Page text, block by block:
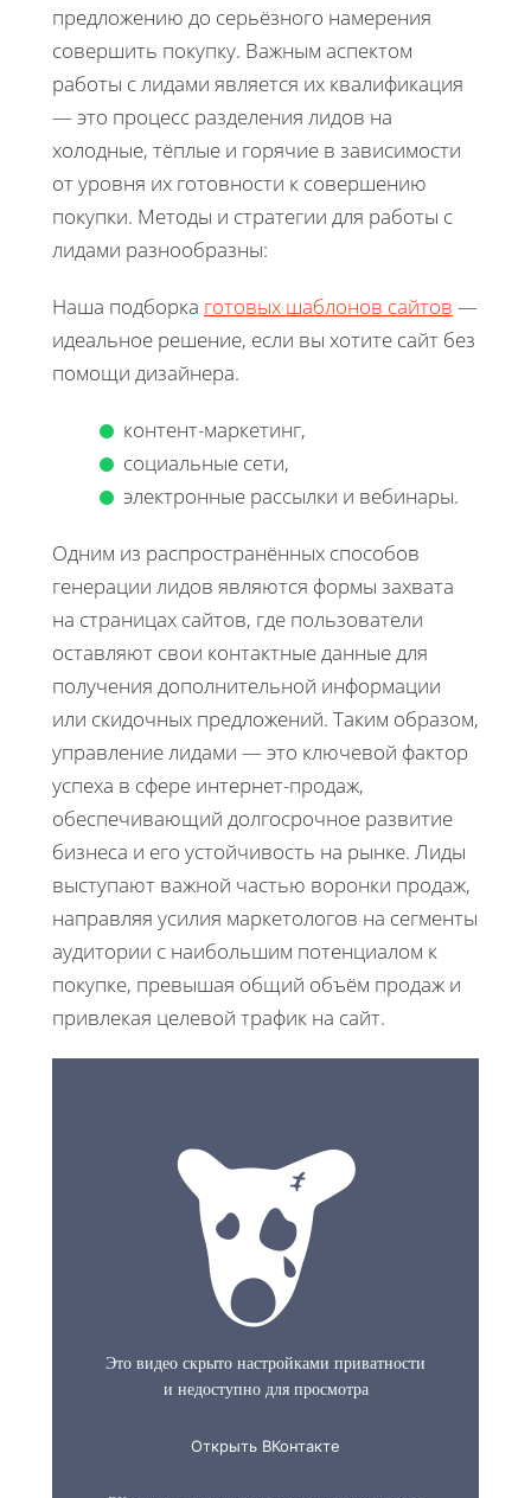
предложению до серьёзного намерения
совершить покупку. Важным аспектом
работы с лидами является их квалификация
— это процесс разделения лидов на
холодные, тёплые и горячие в зависимости
от уровня их готовности к совершению
покупки. Методы и стратегии для работы с
лидами разнообразны:
Наша подборка готовых шаблонов сайтов —
идеальное решение, если вы хотите сайт без
помощи дизайнера.
контент-маркетинг,
социальные сети,
электронные рассылки и вебинары.
Одним из распространённых способов
генерации лидов являются формы захвата
на страницах сайтов, где пользователи
оставляют свои контактные данные для
получения дополнительной информации
или скидочных предложений. Таким образом,
управление лидами — это ключевой фактор
успеха в сфере интернет-продаж,
обеспечивающий долгосрочное развитие
бизнеса и его устойчивость на рынке. Лиды
выступают важной частью воронки продаж,
направляя усилия маркетологов на сегменты
аудитории с наибольшим потенциалом к
покупке, превышая общий объём продаж и
привлекая целевой трафик на сайт.